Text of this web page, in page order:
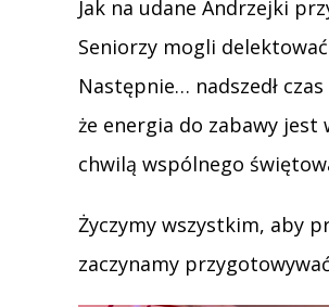
Jak na udane Andrzejki
Seniorzy mogli
Następnie… nadszedł
że energia do zabawy jest
chwilą wspólnego
Życzymy wszystkim, aby
zaczynamy